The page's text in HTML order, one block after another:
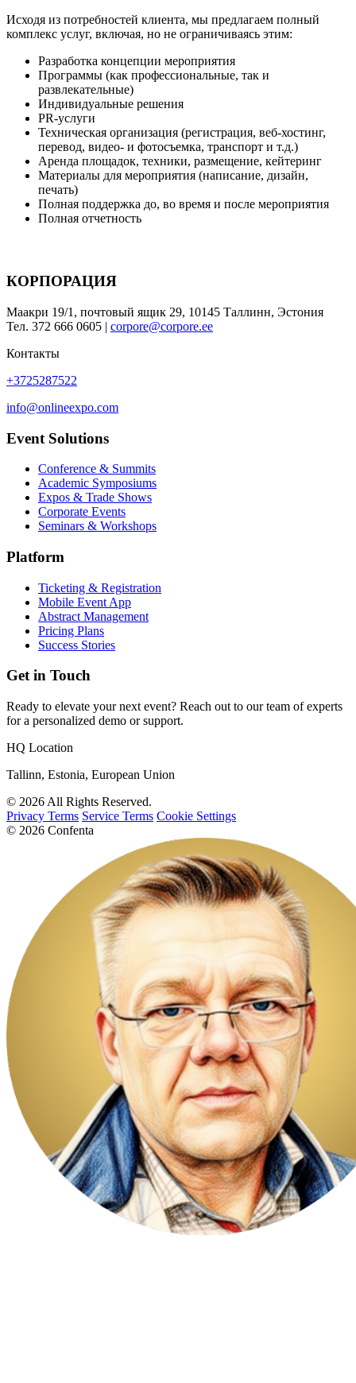
Исходя из потребностей клиента, мы предлагаем полный
комплекс услуг, включая, но не ограничиваясь этим:
Разработка концепции мероприятия
Программы (как профессиональные, так и
развлекательные)
Индивидуальные решения
PR-услуги
Техническая организация (регистрация, веб-хостинг,
перевод, видео- и фотосъемка, транспорт и т.д.)
Аренда площадок, техники, размещение, кейтеринг
Материалы для мероприятия (написание, дизайн,
печать)
Полная поддержка до, во время и после мероприятия
Полная отчетность
КОРПОРАЦИЯ
Маакри 19/1, почтовый ящик 29, 10145 Таллинн, Эстония
Тел. 372 666 0605 | corpore@corpore.ee
Контакты
+3725287522
info@onlineexpo.com
Event Solutions
Conference & Summits
Academic Symposiums
Expos & Trade Shows
Corporate Events
Seminars & Workshops
Platform
Ticketing & Registration
Mobile Event App
Abstract Management
Pricing Plans
Success Stories
Get in Touch
Ready to elevate your next event? Reach out to our team of experts
for a personalized demo or support.
HQ Location
Tallinn, Estonia, European Union
© 2026 All Rights Reserved.
Privacy Terms Service Terms Cookie Settings
© 2026 Confenta